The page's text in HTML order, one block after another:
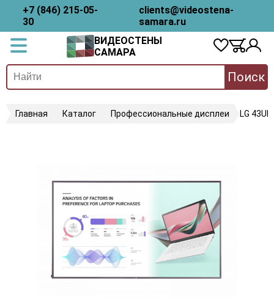
+7 (846) 215-05-
30
clients@videostena-
samara.ru
ВИДЕОСТЕНЫ
САМАРА
Поиск
Главная Каталог Профессиональные дисплеи LG